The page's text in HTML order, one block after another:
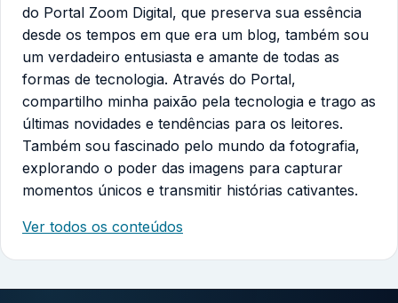
do Portal Zoom Digital, que preserva sua essência
desde os tempos em que era um blog, também sou
um verdadeiro entusiasta e amante de todas as
formas de tecnologia. Através do Portal,
compartilho minha paixão pela tecnologia e trago as
últimas novidades e tendências para os leitores.
Também sou fascinado pelo mundo da fotografia,
explorando o poder das imagens para capturar
momentos únicos e transmitir histórias cativantes.
Ver todos os conteúdos